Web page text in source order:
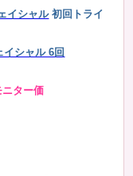
イシャル 初回トライ
イシャル 6回
ター価